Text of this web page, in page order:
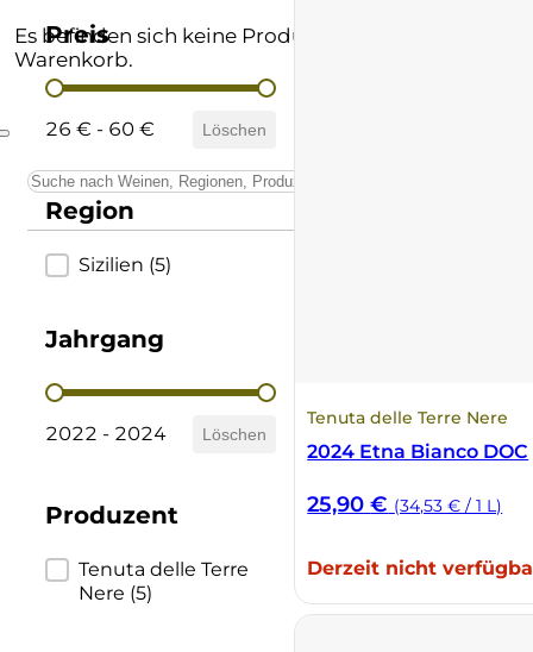
Es befinden sich keine Produkte im
Warenkorb.
Preis
Preis
26 € - 60 € Löschen
Region
Region
Sizilien (5)
Jahrgang
Jahrgang
2022 - 2024 Löschen
Produzent
Produzent
Tenuta delle Terre
Nere (5)
Tenuta delle Terre Nere
2024 Etna Bianco DOC
25,90€ (34,53 € / 1 L)
Derzeit nicht
Andere Formate
Prämierte Weine
Lombardei
Marken
Sardinien
Sizilien
Südtirol
Trentino
Toskana
Umbrien
Ulta
Supertuscan
Vino Nobile di Montepulciano